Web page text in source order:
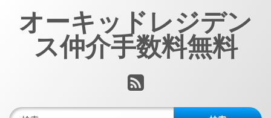
オーキッドレジデン
ス仲介手数料無料
RSS
検索: